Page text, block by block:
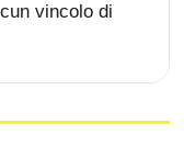
vincolo di